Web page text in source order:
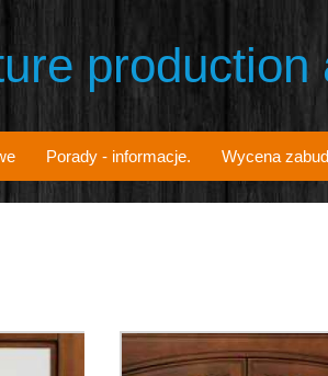
production
Porady - informacje. Wycena